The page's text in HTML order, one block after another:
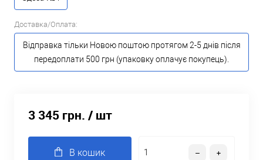
Доставка/Оплата:
Відправка тільки Новою поштою протягом 2-5 днів після
передоплати 500 грн (упаковку оплачує покупець).
3 345 грн. / шт
В кошик